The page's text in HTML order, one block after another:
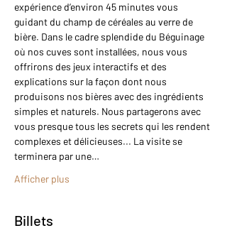
expérience d’environ 45 minutes vous
guidant du champ de céréales au verre de
bière. Dans le cadre splendide du Béguinage
où nos cuves sont installées, nous vous
offrirons des jeux interactifs et des
explications sur la façon dont nous
produisons nos bières avec des ingrédients
simples et naturels. Nous partagerons avec
vous presque tous les secrets qui les rendent
complexes et délicieuses... La visite se
terminera par une…
Afficher plus
Billets